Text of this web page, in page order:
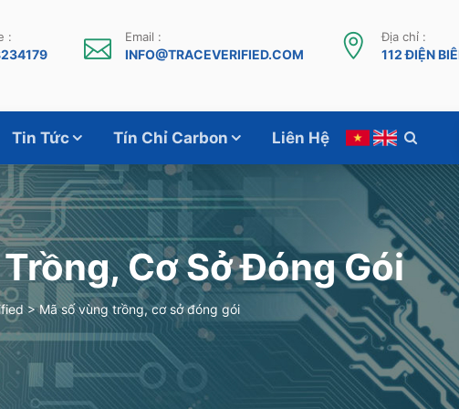
Địa chỉ :
112 ĐIỆN
Email :
INFO@TRACEVERIFIED.COM
:
Tin Tức Tín Chỉ Carbon Liên Hệ
Cơ Sở Đóng Gói
>Mã số vùng trồng, cơ sở đóng gói